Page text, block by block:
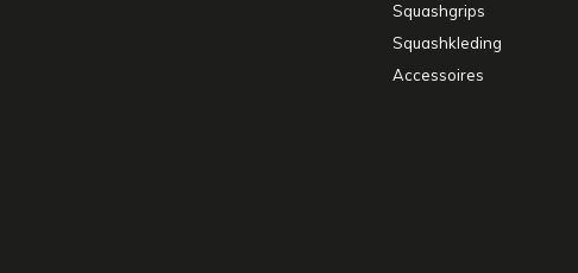
Squashgrips
Squashkleding
Accessoires